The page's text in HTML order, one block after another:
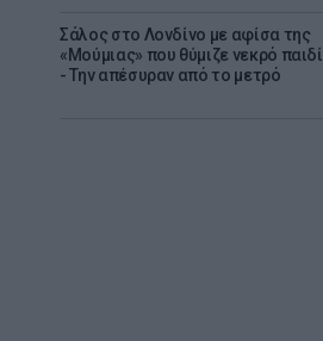
Σάλος στο Λονδίνο με αφίσα της
«Μούμιας» που θύμιζε νεκρό παιδί
- Την απέσυραν από το μετρό